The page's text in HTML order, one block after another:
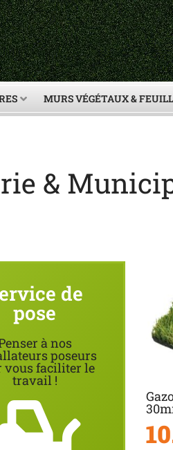
MURS VÉGÉTAUX &
&
de
pose
à nos
poseurs
vous faciliter le
travail !